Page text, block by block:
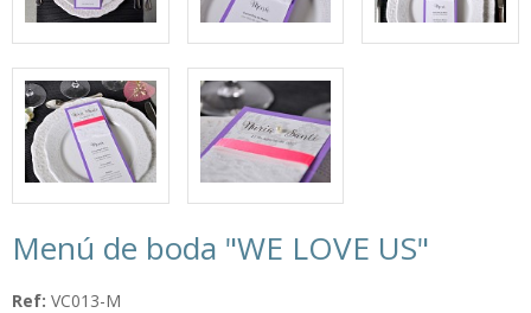
Menú de boda "WE LOVE US"
Ref: VC013-M